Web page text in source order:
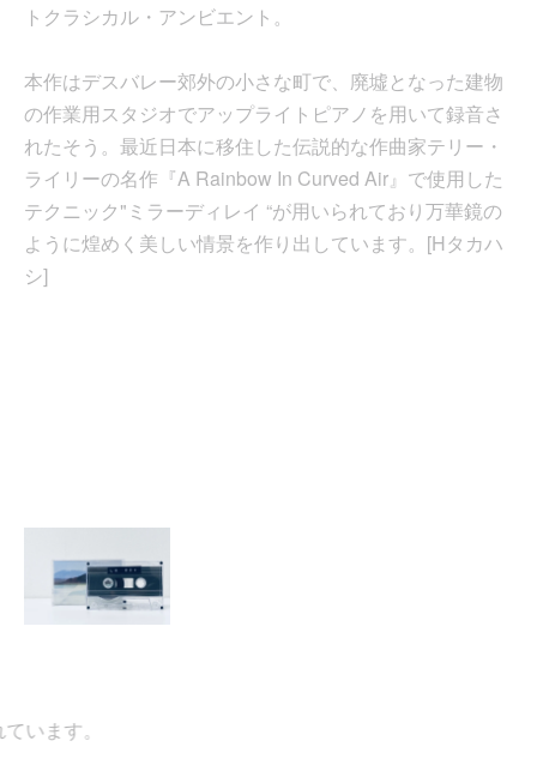
トクラシカル・アンビエント。
本作はデスバレー郊外の小さな町で、廃墟となった建物
の作業用スタジオでアップライトピアノを用いて録音さ
れたそう。最近日本に移住した伝説的な作曲家テリー・
ライリーの名作『A Rainbow In Curved Air』で使用した
テクニック"ミラーディレイ “が用いられており万華鏡の
ように煌めく美しい情景を作り出しています。[Hタカハ
シ]
ます。